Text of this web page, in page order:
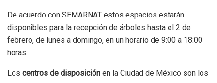
De acuerdo con SEMARNAT estos espacios estarán
disponibles para la recepción de árboles hasta el 2 de
febrero, de lunes a domingo, en un horario de 9:00 a 18:00
horas.
Los centros de disposición en la Ciudad de México son los